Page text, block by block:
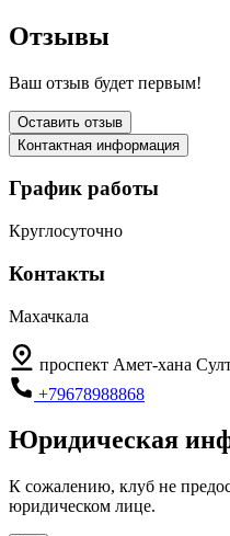
Отзывы
Ваш отзыв будет первым!
Оставить отзыв
Контактная информация
График работы
Круглосуточно
Контакты
Махачкала
проспект Амет-хана
+79678988868
Юридическая
К сожалению, клуб не
юридическом лице.